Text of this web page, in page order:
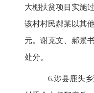
大棚扶贫项目实施
该村村民郝某以其
元。谢克文、郝景
处分。
6.涉县鹿头乡